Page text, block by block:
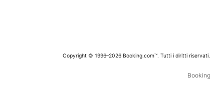
Copyright © 1996–2026 Booking.com™. Tutti i diritti riservati.